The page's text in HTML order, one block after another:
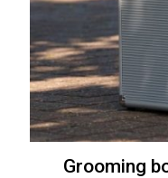
Grooming